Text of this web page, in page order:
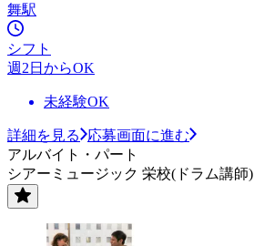
舞駅
シフト
週2日からOK
未経験OK
詳細を見る
応募画面に進む
アルバイト・パート
シアーミュージック 栄校(ドラム講師)